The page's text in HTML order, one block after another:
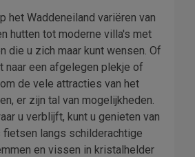
het Waddeneiland variëren van
hutten tot moderne villa's met
die u zich maar kunt wensen. Of
naar een afgelegen plekje of
de vele attracties van het
er zijn tal van mogelijkheden.
u verblijft, kunt u genieten van
langs schilderachtige
en vissen in kristalhelder